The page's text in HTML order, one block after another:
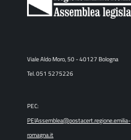
Viale Aldo Moro, 50 - 40127 Bologna
Tel. 051 5275226
PEC:
PEIAssemblea@postacert.regione.emilia-
romagna.it